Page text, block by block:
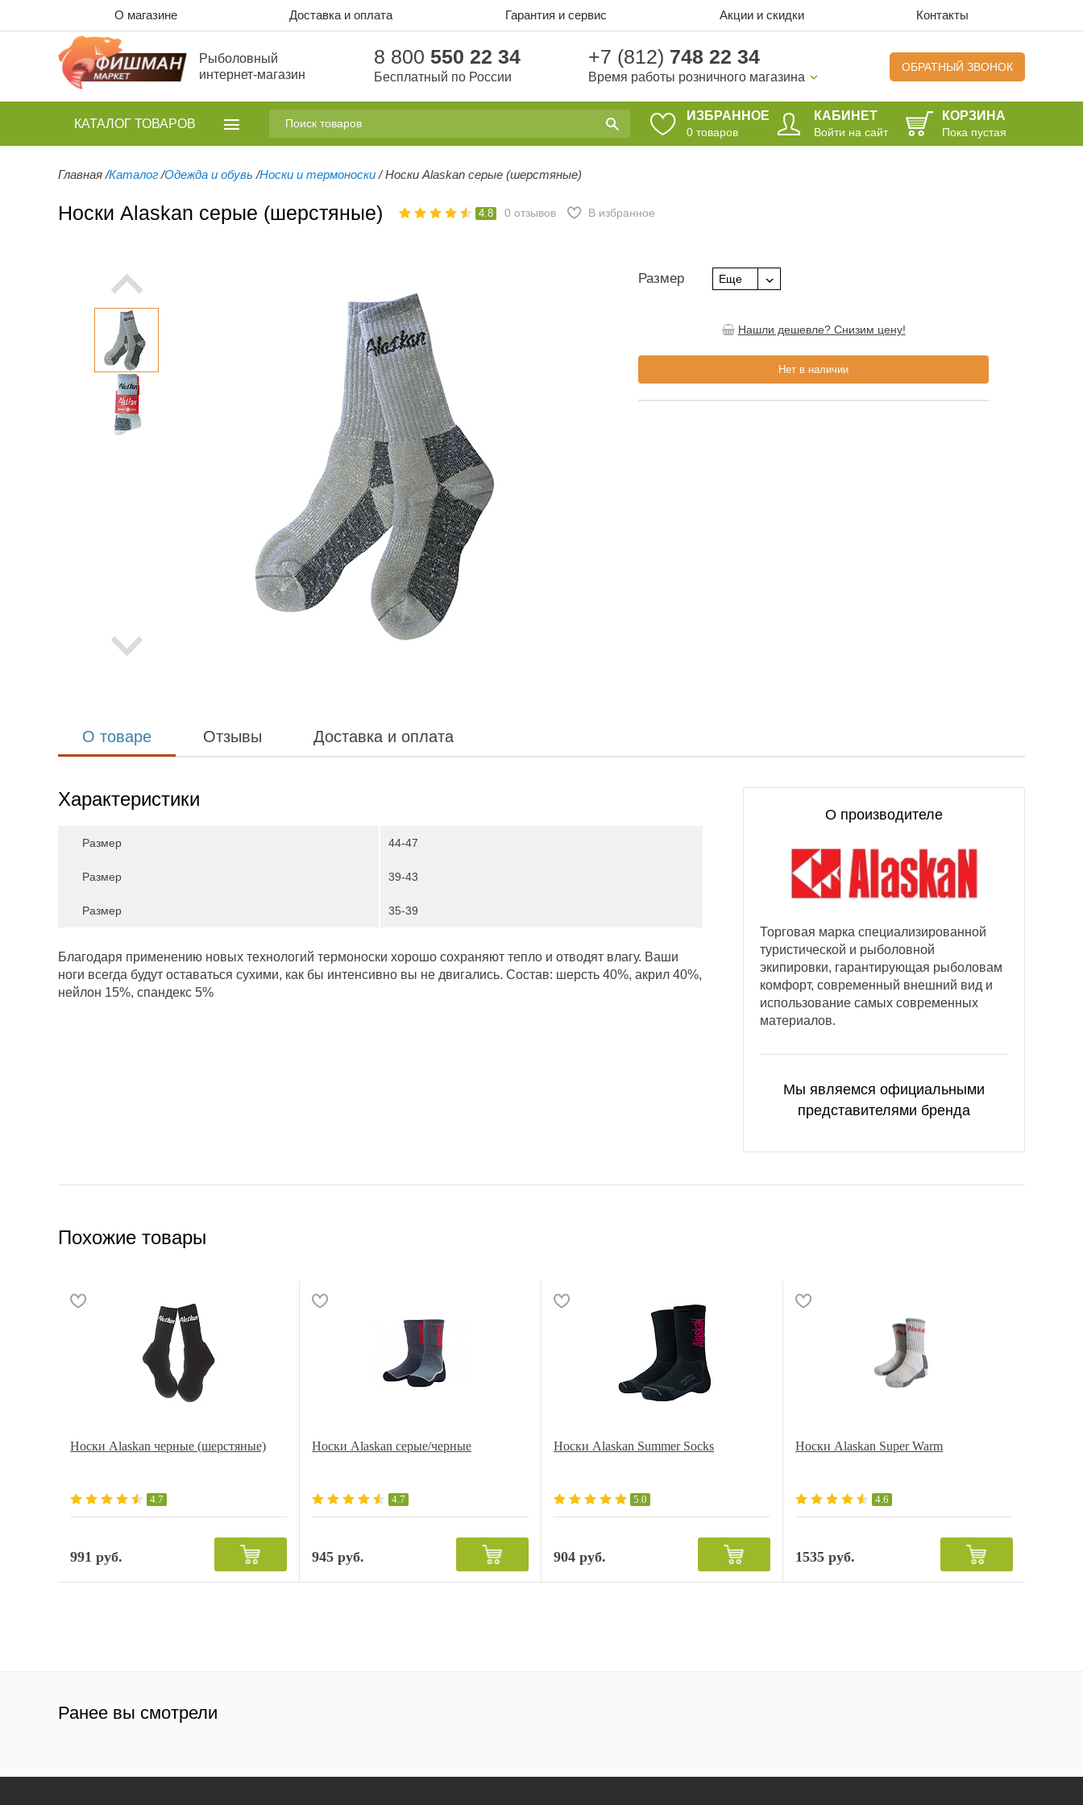
О магазине Доставка и оплата Гарантия и сервис Акции и скидки Контакты
Рыболовный
интернет-магазин
8 800 550 22 34
Бесплатный по России
+7 (812) 748 22 34
Время работы розничного магазина
ОБРАТНЫЙ ЗВОНОК
ИЗБРАННОЕ
0 товаров
КАБИНЕТ
Войти на сайт
КОРЗИНА
Пока пустая
КАТАЛОГ ТОВАРОВ
Главная /Каталог /Одежда и обувь /Носки и термоноски /Носки Alaskan серые (шерстяные)
Носки Alaskan серые (шерстяные) 4.8 0 отзывов В избранное
Размер Еще
Нашли дешевле? Снизим цену!
Нет в наличии
О товаре Отзывы Доставка и оплата
О производителе
Торговая марка специализированной
туристической и рыболовной
экипировки, гарантирующая рыболовам
комфорт, современный внешний вид и
использование самых современных
материалов.
Мы являемся официальными
представителями бренда
Характеристики
Размер 44-47
Размер 39-43
Размер 35-39
Благодаря применению новых технологий термоноски хорошо сохраняют тепло и отводят влагу. Ваши
ноги всегда будут оставаться сухими, как бы интенсивно вы не двигались. Состав: шерсть 40%, акрил 40%,
нейлон 15%, спандекс 5%
Похожие товары
Носки Alaskan черные (шерстяные)
4.7
991 руб.
Носки Alaskan серые/черные
4.7
945 руб.
Носки Alaskan Summer Socks
5.0
904 руб.
Носки Alaskan Super Warm
4.6
1535 руб.
Ранее вы смотрели